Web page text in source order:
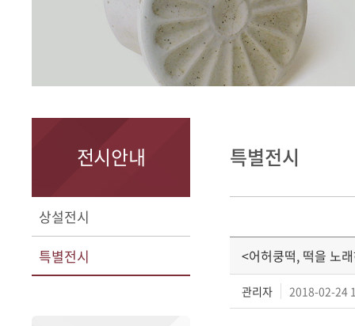
전시안내
상설전시
특별전시
특별전시
<어허쿵떡, 떡을 노
관리자 2018-02-24